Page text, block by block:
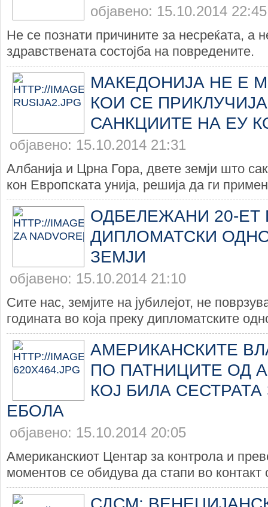
објавено: 15.10.2014 22:45
Не се познати причините за несреќата, а
здравствената состојба на повредените.
МАКЕДОНИЈА НЕ Е
КОИ СЕ
САНКЦИИТЕ НА ЕУ
објавено: 15.10.2014 21:31
Албанија и Црна Гора, двете земји што
кон Европската унија, решија да ги
ОДБЕЛЕЖАНИ 20-ЕТ
ДИПЛОМАТСКИ
ЗЕМЈИ
објавено: 15.10.2014 21:10
Сите нас, земјите на јубилејот, не
годината во која преку дипломатските
АМЕРИКАНСКИТЕ
ПО ПАТНИЦИТЕ ОД
КОЈ БИЛА
ЕБОЛА
објавено: 15.10.2014 20:05
Американскиот Центар за контрола и
моментов се обидува да стапи во контакт